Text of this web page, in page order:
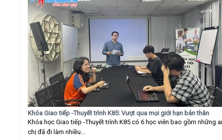
Khóa Giao tiếp -Thuyết trình K85: Vượt qua mọi giới hạn bản thân
Khóa học Giao tiếp -Thuyết trình K85 có 6 học viên bao gồm những
chị đã đi làm nhiều...